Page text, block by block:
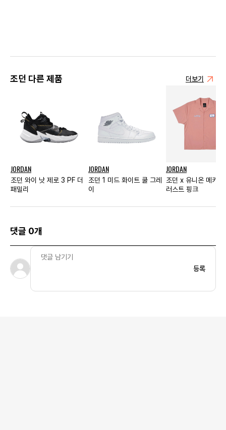
조던 다른 제품 더보기
JORDAN
조던 와이 낫 제로 3 PF 더
패밀리
JORDAN
조던 1 미드 화이트 쿨 그레
이
JORDAN
조던 x 유니온 메카닉
러스트 핑크
댓글 0개
등록